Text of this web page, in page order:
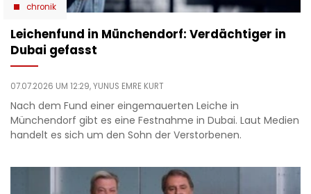
chronik
Leichenfund in Münchendorf: Verdächtiger in
Dubai gefasst
07.07.2026 UM 12:29,YUNUS EMRE KURT
Nach dem Fund einer eingemauerten Leiche in
Münchendorf gibt es eine Festnahme in Dubai. Laut Medien
handelt es sich um den Sohn der Verstorbenen.